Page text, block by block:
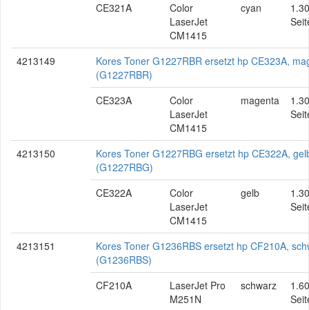
CE321A
Color
LaserJet
CM1415
cyan
4213149
Kores Toner G1227RBR ersetzt hp CE323A,
(G1227RBR)
CE323A
Color
LaserJet
CM1415
magenta
4213150
Kores Toner G1227RBG ersetzt hp CE322A,
(G1227RBG)
CE322A
Color
LaserJet
CM1415
gelb
4213151
Kores Toner G1236RBS ersetzt hp CF210A,
(G1236RBS)
CF210A
LaserJet Pro
M251N
schwarz